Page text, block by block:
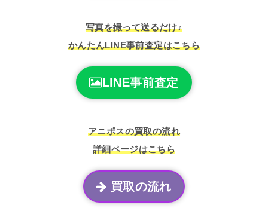
写真を撮って送るだけ♪
かんたんLINE事前査定はこちら
LINE事前査定
アニポスの買取の流れ
詳細ページはこちら
買取の流れ